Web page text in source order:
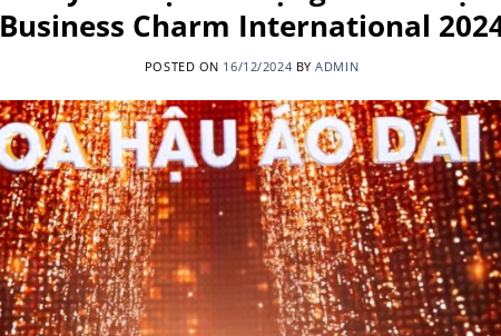
Business Charm International
POSTED ON 16/12/2024 BYADMIN